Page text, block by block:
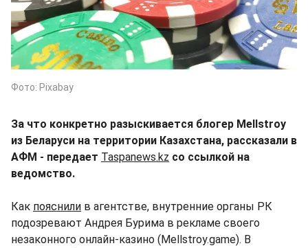
Фото: Pixabay
За что конкретно разыскивается блогер Mellstroy
из Беларуси на территории Казахстана, рассказали в
АФМ - передает Taspanews.kz со ссылкой на
ведомство.
Как пояснили в агентстве, внутренние органы РК
подозревают Андрея Бурима в рекламе своего
незаконного онлайн-казино (Mellstroy.game). В